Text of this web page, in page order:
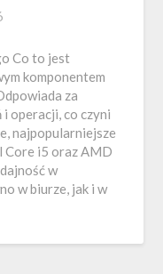
Co to jest
komponentem
za
operacji, co czyni
najpopularniejsze
Core i5 oraz AMD
w
w biurze, jak i w